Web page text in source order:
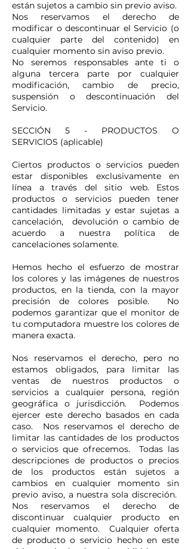
están sujetos a cambio sin previo aviso.
Nos reservamos el derecho de
modificar o descontinuar el Servicio (o
cualquier parte del contenido) en
cualquier momento sin aviso previo.
No seremos responsables ante ti o
alguna tercera parte por cualquier
modificación, cambio de precio,
suspensión o descontinuación del
Servicio.
SECCIÓN 5 - PRODUCTOS O
SERVICIOS (aplicable)
Ciertos productos o servicios pueden
estar disponibles exclusivamente en
línea a través del sitio web. Estos
productos o servicios pueden tener
cantidades limitadas y estar sujetas a
cancelación, devolución o cambio de
acuerdo a nuestra política de
cancelaciones solamente.
Hemos hecho el esfuerzo de mostrar
los colores y las imágenes de nuestros
productos, en la tienda, con la mayor
precisión de colores posible. No
podemos garantizar que el monitor de
tu computadora muestre los colores de
manera exacta.
Nos reservamos el derecho, pero no
estamos obligados, para limitar las
ventas de nuestros productos o
servicios a cualquier persona, región
geográfica o jurisdicción. Podemos
ejercer este derecho basados en cada
caso. Nos reservamos el derecho de
limitar las cantidades de los productos
o servicios que ofrecemos. Todas las
descripciones de productos o precios
de los productos están sujetos a
cambios en cualquier momento sin
previo aviso, a nuestra sola discreción.
Nos reservamos el derecho de
discontinuar cualquier producto en
cualquier momento. Cualquier oferta
de producto o servicio hecho en este